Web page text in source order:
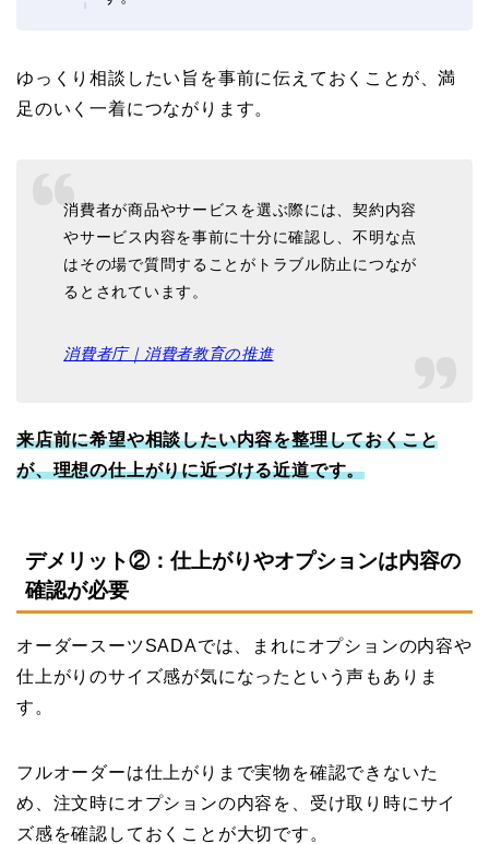
ゆっくり相談したい旨を事前に伝えておくことが、満
足のいく一着につながります。
消費者が商品やサービスを選ぶ際には、契約内容
やサービス内容を事前に十分に確認し、不明な点
はその場で質問することがトラブル防止につなが
るとされています。
消費者庁｜消費者教育の推進
来店前に希望や相談したい内容を整理しておくこと
が、理想の仕上がりに近づける近道です。
デメリット②：仕上がりやオプションは内容の
確認が必要
オーダースーツSADAでは、まれにオプションの内容や
仕上がりのサイズ感が気になったという声もありま
す。
フルオーダーは仕上がりまで実物を確認できないた
め、注文時にオプションの内容を、受け取り時にサイ
ズ感を確認しておくことが大切です。